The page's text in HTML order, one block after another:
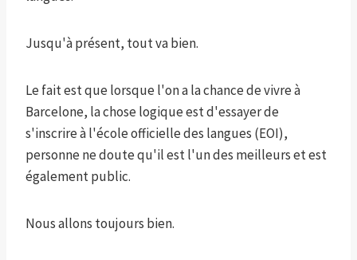
Jusqu'à présent, tout va bien.
Le fait est que lorsque l'on a la chance de vivre à
Barcelone, la chose logique est d'essayer de
s'inscrire à l'école officielle des langues (EOI),
personne ne doute qu'il est l'un des meilleurs et est
également public.
Nous allons toujours bien.